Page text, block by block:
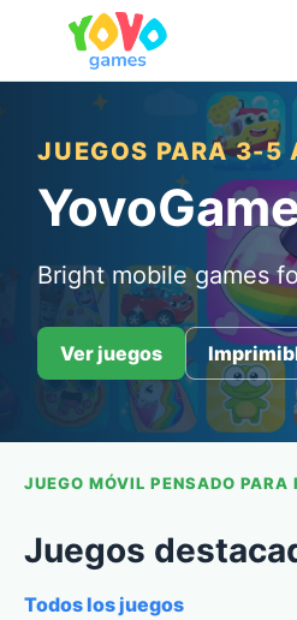
JUEGOS PARA 3-5
Bright mobile games
Ver juegos
JUEGO MÓVIL PENSADO PARA
Juegos
Todos los juegos